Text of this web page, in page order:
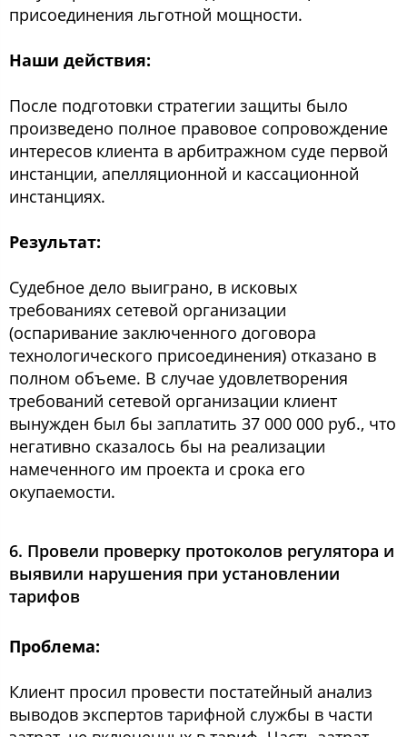
присоединения льготной мощности.
Наши действия:
После подготовки стратегии защиты было
произведено полное правовое сопровождение
интересов клиента в арбитражном суде первой
инстанции, апелляционной и кассационной
инстанциях.
Результат:
Судебное дело выиграно, в исковых
требованиях сетевой организации
(оспаривание заключенного договора
технологического присоединения) отказано в
полном объеме. В случае удовлетворения
требований сетевой организации клиент
вынужден был бы заплатить 37 000 000 руб., что
негативно сказалось бы на реализации
намеченного им проекта и срока его
окупаемости.
6. Провели проверку протоколов регулятора и
выявили нарушения при установлении
тарифов
Проблема:
Клиент просил провести постатейный анализ
выводов экспертов тарифной службы в части